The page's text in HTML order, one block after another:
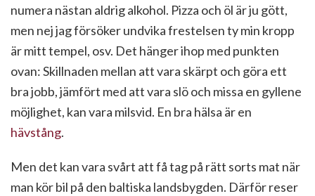
numera nästan aldrig alkohol. Pizza och öl är ju gött,
men nej jag försöker undvika frestelsen ty min kropp
är mitt tempel, osv. Det hänger ihop med punkten
ovan: Skillnaden mellan att vara skärpt och göra ett
bra jobb, jämfört med att vara slö och missa en gyllene
möjlighet, kan vara milsvid. En bra hälsa är en
hävstång.
Men det kan vara svårt att få tag på rätt sorts mat när
man kör bil på den baltiska landsbygden. Därför reser